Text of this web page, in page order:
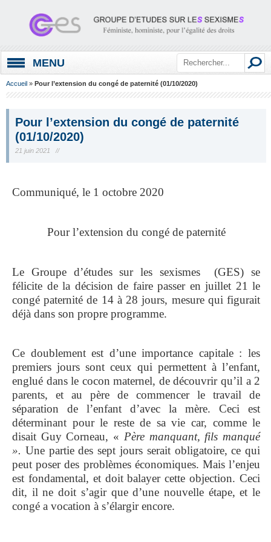
MENU
Accueil » Pour l’extension du congé de paternité (01/10/2020)
Pour l’extension du congé de paternité
(01/10/2020)
21 juin 2021 //
Communiqué, le 1 octobre 2020
Pour l’extension du congé de paternité
Le Groupe d’études sur les sexismes (GES) se
félicite de la décision de faire passer en juillet 21 le
congé paternité de 14 à 28 jours, mesure qui figurait
déjà dans son propre programme.
Ce doublement est d’une importance capitale : les
premiers jours sont ceux qui permettent à l’enfant,
englué dans le cocon maternel, de découvrir qu’il a 2
parents, et au père de commencer le travail de
séparation de l’enfant d’avec la mère. Ceci est
déterminant pour le reste de sa vie car, comme le
disait Guy Corneau, « Père manquant, fils manqué
». Une partie des sept jours serait obligatoire, ce qui
peut poser des problèmes économiques. Mais l’enjeu
est fondamental, et doit balayer cette objection. Ceci
dit, il ne doit s’agir que d’une nouvelle étape, et le
congé a vocation à s’élargir encore.